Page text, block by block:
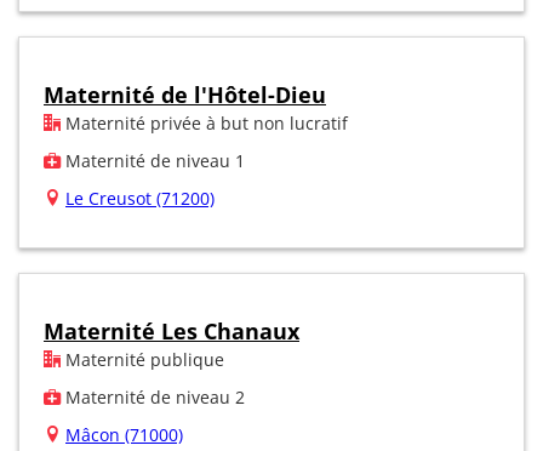
Maternité de l'Hôtel-Dieu
Maternité privée à but non lucratif
Maternité de niveau 1
Le Creusot (71200)
Maternité Les Chanaux
Maternité publique
Maternité de niveau 2
Mâcon (71000)